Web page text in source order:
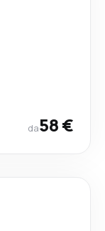
da58 €